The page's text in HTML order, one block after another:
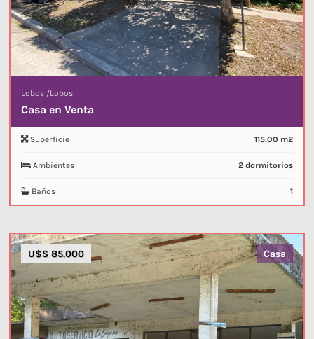
Lobos /Lobos
Casa en Venta
Superficie 115.00 m2
Ambientes 2 dormitorios
Baños 1
U$S 85.000 Casa